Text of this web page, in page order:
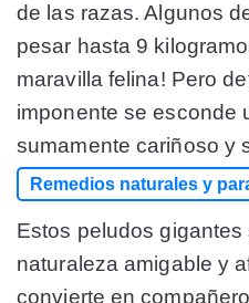
de las razas. Algunos
pesar hasta 9
maravilla felina! Pero
imponente se esconde
sumamente cariñoso y
Remedios naturales y
Estos peludos
naturaleza amigable y
convierte en